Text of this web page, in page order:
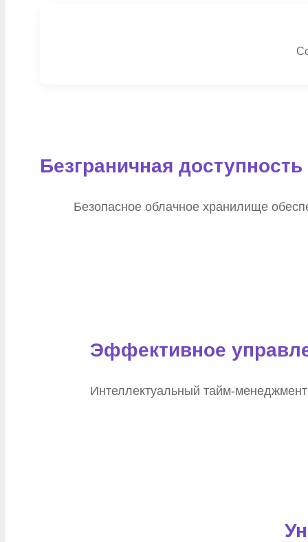
Безграничная доступность
Безопасное облачное хранилище
Эффективное
Интеллектуальный тайм-